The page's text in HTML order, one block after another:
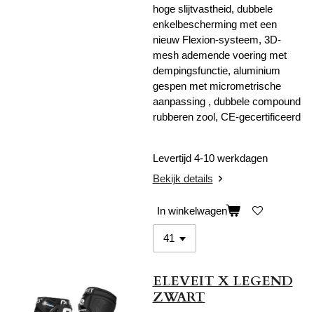
hoge slijtvastheid, dubbele
enkelbescherming met een
nieuw Flexion-systeem, 3D-
mesh ademende voering met
dempingsfunctie, aluminium
gespen met micrometrische
aanpassing , dubbele compound
rubberen zool, CE-gecertificeerd
Levertijd 4-10 werkdagen
Bekijk details
In winkelwagen
ELEVEIT X LEGEND
ZWART